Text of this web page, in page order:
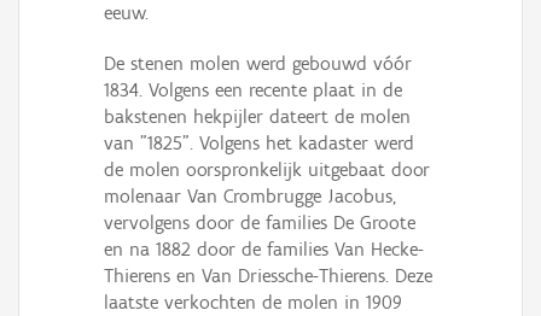
eeuw.
De stenen molen werd gebouwd vóór
1834. Volgens een recente plaat in de
bakstenen hekpijler dateert de molen
van "1825". Volgens het kadaster werd
de molen oorspronkelijk uitgebaat door
molenaar Van Crombrugge Jacobus,
vervolgens door de families De Groote
en na 1882 door de families Van Hecke-
Thierens en Van Driessche-Thierens. Deze
laatste verkochten de molen in 1909